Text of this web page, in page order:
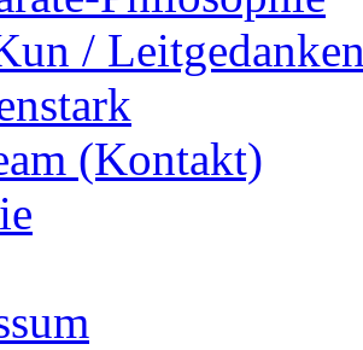
/
(Kontakt)